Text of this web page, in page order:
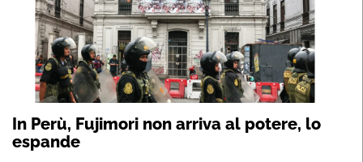
In Perù, Fujimori non arriva al potere, lo
espande